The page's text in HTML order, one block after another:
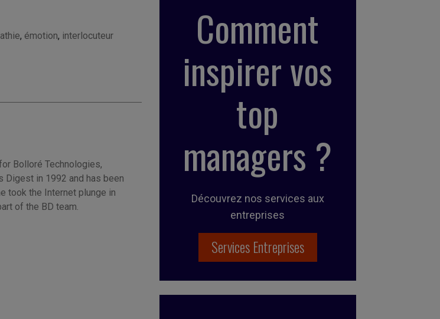
, émotion, interlocuteur
Bolloré Technologies,
Digest in 1992 and has been
took the Internet plunge in
of the BD team.
Comment
inspirer vos
top
managers ?
Découvrez nos services aux
entreprises
Services Entreprises